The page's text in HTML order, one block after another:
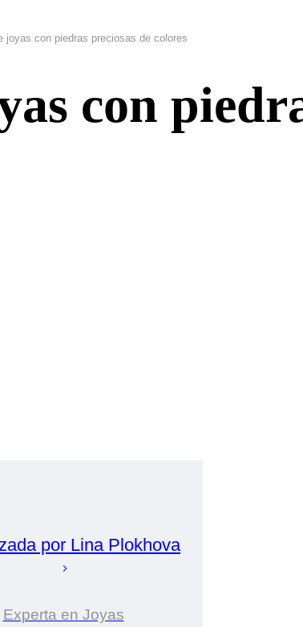
joyas con piedras preciosas de colores
con
por Lina Plokhova
Experta en Joyas